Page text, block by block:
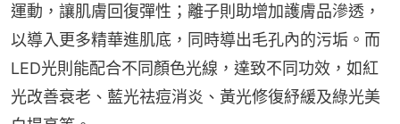
運動，讓肌膚回復彈性；離子則助增加護膚品滲透，
以導入更多精華進肌底，同時導出毛孔內的污垢。而
LED光則能配合不同顏色光線，達致不同功效，如紅
光改善衰老、藍光祛痘消炎、黃光修復紓緩及綠光美